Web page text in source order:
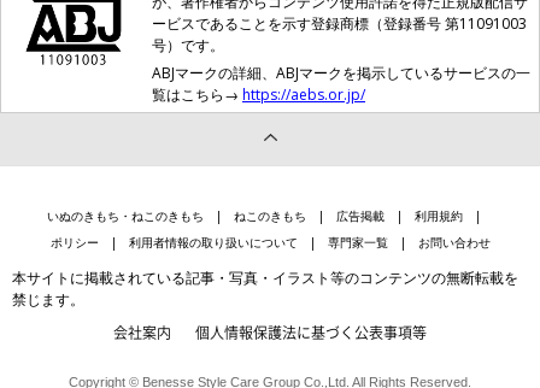
ービスであることを示す登録商標（登録番号 第11091003
号）です。
ABJマークの詳細、ABJマークを掲示しているサービスの一
覧はこちら→ https://aebs.or.jp/
いぬのきもち・ねこのきもち ねこのきもち 広告掲載
利用規約
ポリシー
利用者情報の取り扱いについて 専門家一覧 お問い合わせ
本サイトに掲載されている記事・写真・イラスト等のコンテンツの無断転載を
禁じます。
会社案内 個人情報保護法に基づく公表事項等
Copyright © Benesse Style Care Group Co.,Ltd. All Rights Reserved.